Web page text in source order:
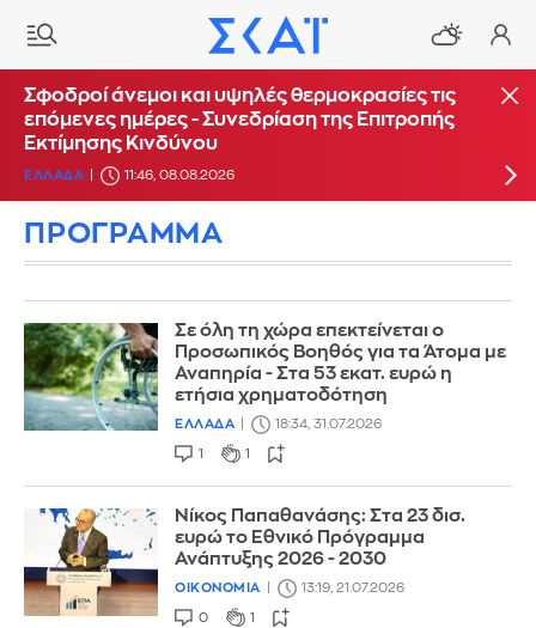
Σε Red Code σήμερα Κρήτη, Χίος, Σάμος και
Ικαρία λόγω υψηλού κινδύνου πυρκαγιάς
ΕΛΛΑΔΑ 07:42, 08.08.2026
Σφοδροί άνεμοι και υψηλές θερμοκρασίες τις
επόμενες ημέρες - Συνεδρίαση της Επιτροπής
Εκτίμησης Κινδύνου
ΕΛΛΑΔΑ 11:46, 08.08.2026
ΠΡΟΓΡΑΜΜΑ
Σε όλη τη χώρα επεκτείνεται ο
Προσωπικός Βοηθός για τα Άτομα με
Αναπηρία - Στα 53 εκατ. ευρώ η
ετήσια χρηματοδότηση
ΕΛΛΑΔΑ 18:34, 31.07.2026
1 1
Νίκος Παπαθανάσης: Στα 23 δισ.
ευρώ το Εθνικό Πρόγραμμα
Ανάπτυξης 2026 - 2030
ΟΙΚΟΝΟΜΙΑ 13:19, 21.07.2026
0 1